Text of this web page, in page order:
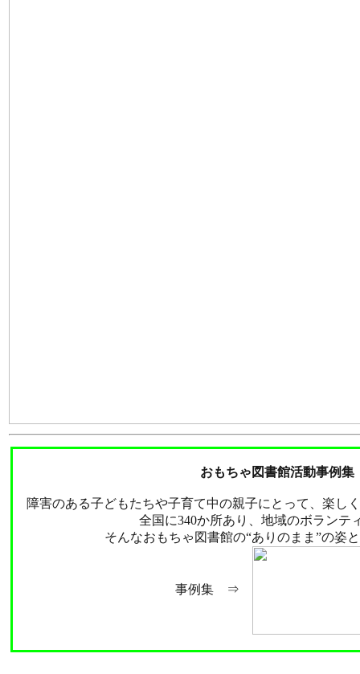
おもちゃ図書館活動事例
障害のある子どもたちや子育て中の親子にとって、楽し
全国に340か所あり、地域のボランテ
そんなおもちゃ図書館の“ありのまま”の姿
事例集 ⇒